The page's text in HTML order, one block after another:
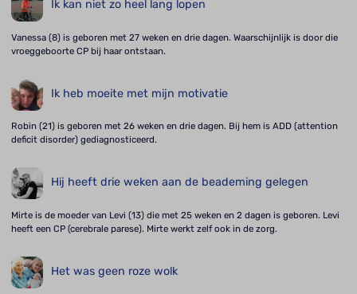
Ik kan niet zo heel lang lopen
Vanessa (8) is geboren met 27 weken en drie dagen. Waarschijnlijk is door die
vroeggeboorte CP bij haar ontstaan.
Ik heb moeite met mijn motivatie
Robin (21) is geboren met 26 weken en drie dagen. Bij hem is ADD (attention
deficit disorder) gediagnosticeerd.
Hij heeft drie weken aan de beademing gelegen
Mirte is de moeder van Levi (13) die met 25 weken en 2 dagen is geboren. Levi
heeft een CP (cerebrale parese). Mirte werkt zelf ook in de zorg.
Het was geen roze wolk